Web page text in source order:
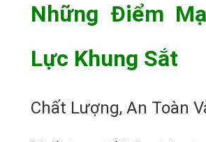
Những Điểm
Lực Khung Sắt
Chất Lượng, An Toàn